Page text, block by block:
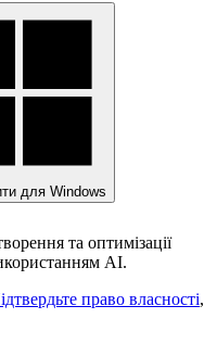
для Windows
та оптимізації
AI.
право власності,